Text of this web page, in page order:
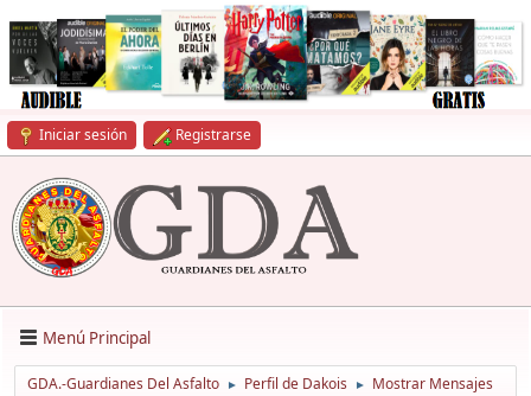
Iniciar sesión Registrarse
Menú Principal
GDA.-Guardianes Del Asfalto ► Perfil de Dakois ► Mostrar Mensajes